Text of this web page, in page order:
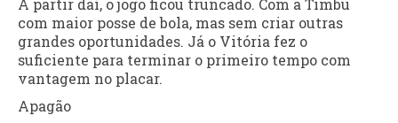
A partir daí, o jogo ficou truncado. Com a Timbu
com maior posse de bola, mas sem criar outras
grandes oportunidades. Já o Vitória fez o
suficiente para terminar o primeiro tempo com
vantagem no placar.
Apagão